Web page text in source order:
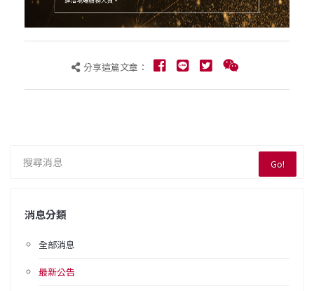
分享這篇文章：
Go!
消息分類
全部消息
最新公告